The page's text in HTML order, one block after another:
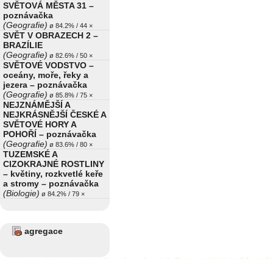
SVĚTOVÁ MĚSTA 31 –
poznávačka
(Geografie) ø 84.2% / 44 ×
SVĚT V OBRAZECH 2 –
BRAZÍLIE
(Geografie) ø 82.6% / 50 ×
SVĚTOVÉ VODSTVO –
oceány, moře, řeky a
jezera – poznávačka
(Geografie) ø 85.8% / 75 ×
NEJZNÁMĚJŠÍ A
NEJKRÁSNĚJŠÍ ČESKÉ A
SVĚTOVÉ HORY A
POHOŘÍ – poznávačka
(Geografie) ø 83.6% / 80 ×
TUZEMSKÉ A
CIZOKRAJNÉ ROSTLINY
– květiny, rozkvetlé keře
a stromy – poznávačka
(Biologie) ø 84.2% / 79 ×
agregace